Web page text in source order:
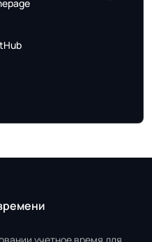
учетное время для